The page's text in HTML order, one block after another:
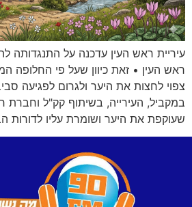
עיריית ראש העין עדכנה על התנגדותה
ראש העין • זאת כיוון שעל פי החלופה
צפוי לחצות את היער ולגרום לפגיעה
במקביל, העירייה, בשיתוף קק"ל
שעוקפת את היער ושומרת עליו לדורות